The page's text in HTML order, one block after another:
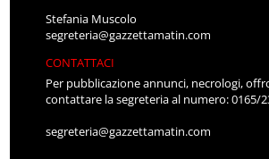
Stefania Muscolo
segreteria@gazzettamatin.com
CONTATTACI
Per pubblicazione annunci, necrologi,
contattare la segreteria al numero: 0165/
segreteria@gazzettamatin.com